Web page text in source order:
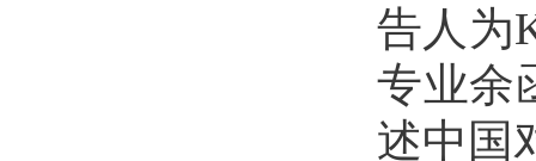
告人为
专业余
述中国